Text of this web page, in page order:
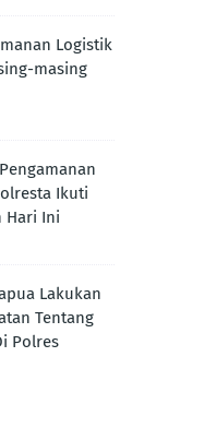
Logistik
masing
Ikuti
Hari Ini
Lakukan
Tentang
Polres